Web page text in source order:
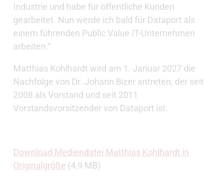
Industrie und habe für öffentliche Kunden
gearbeitet. Nun werde ich bald für Dataport als
einem führenden Public Value IT-Unternehmen
arbeiten.“
Matthias Kohlhardt wird am 1. Januar 2027 die
Nachfolge von Dr. Johann Bizer antreten, der seit
2008 als Vorstand und seit 2011
Vorstandsvorsitzender von Dataport ist.
Download Mediendatei Matthias Kohlhardt in
Originalgröße (4,9 MB)